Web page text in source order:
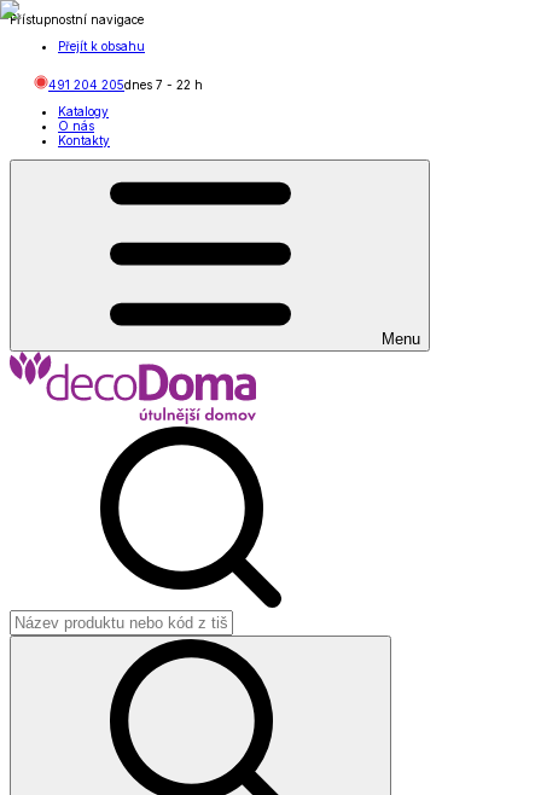
Přístupnostní navigace
Přejít k obsahu
491 204 205dnes 7 - 22 h
Katalogy
O nás
Kontakty
Menu